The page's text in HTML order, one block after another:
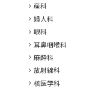
chevron_right 産科
chevron_right 婦人科
chevron_right 眼科
chevron_right 耳鼻咽喉科
chevron_right 麻酔科
chevron_right 放射線科
chevron_right 核医学科